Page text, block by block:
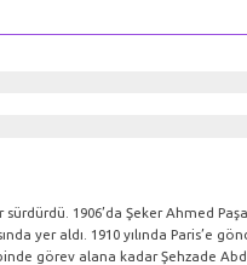
1906’da Şeker Ahmed
yer aldı. 1910 yılında Paris’e
görev alana kadar Şehzade